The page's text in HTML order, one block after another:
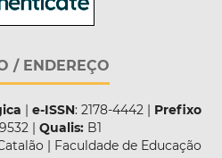
/ ENDEREÇO
e-ISSN: 2178-4442 | Prefixo
| Qualis:B1
| Faculdade de Educação